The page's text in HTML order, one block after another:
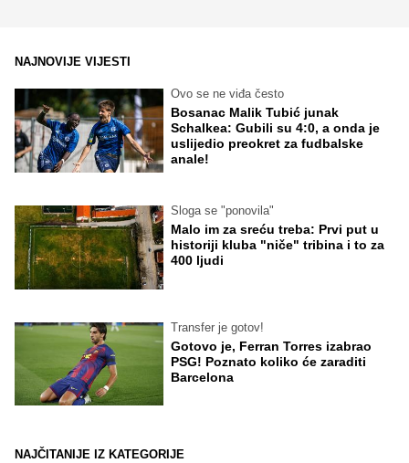
NAJNOVIJE VIJESTI
Ovo se ne viđa često
Bosanac Malik Tubić junak
Schalkea: Gubili su 4:0, a onda je
uslijedio preokret za fudbalske
anale!
Sloga se "ponovila"
Malo im za sreću treba: Prvi put u
historiji kluba "niče" tribina i to za
400 ljudi
Transfer je gotov!
Gotovo je, Ferran Torres izabrao
PSG! Poznato koliko će zaraditi
Barcelona
NAJČITANIJE IZ KATEGORIJE